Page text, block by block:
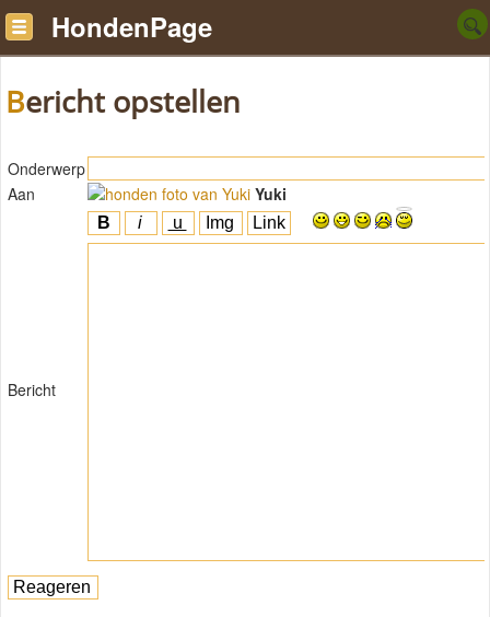
HondenPage
Bericht opstellen
Onderwerp
Aan
Yuki
Bericht